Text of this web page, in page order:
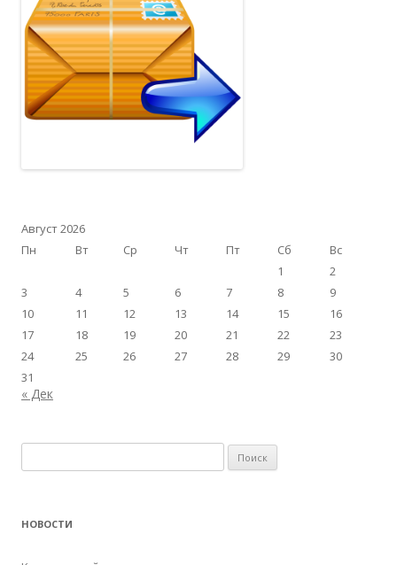
Август 2026
Пн
Вт Ср Чт Пт Сб
Вс
1
2
3
4 5 6 7 8
9
10
11 12 13 14 15
16
17
18 19 20 21 22
23
24
25 26 27 28 29
30
31
« Дек
НОВОСТИ